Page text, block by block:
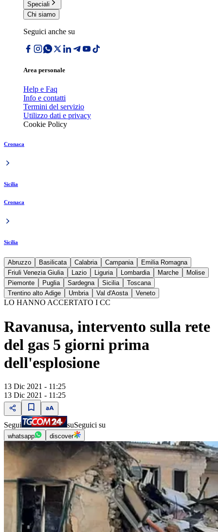
Speciali
Chi siamo
Seguici anche su
Area personale
Help e Faq
Info e contatti
Termini del servizio
Utilizzo dati e privacy
Cookie Policy
Cronaca
Sicilia
Cronaca
Sicilia
Abruzzo Basilicata Calabria Campania
Emilia Romagna
Friuli Venezia Giulia
Lazio Liguria Lombardia Marche
Molise
Piemonte
Puglia Sardegna Sicilia
Toscana
Trentino alto Adige
Umbria Val d'Aosta Veneto
LO HANNO ACCERTATO I CC
Ravanusa, intervento sulla rete
del gas 5 giorni prima
dell'esplosione
13 Dic 2021 - 11:25
13 Dic 2021 - 11:25
Segui suSeguici su
whatsapp discover